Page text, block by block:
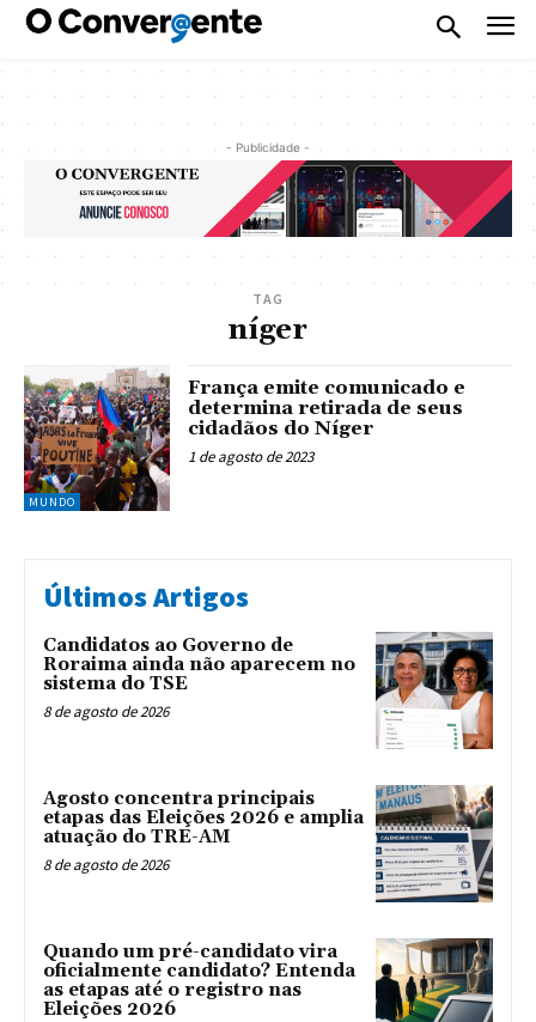
- Publicidade -
TAG
níger
MUNDO
França emite comunicado e
determina retirada de seus
cidadãos do Níger
1 de agosto de 2023
Últimos Artigos
Candidatos ao Governo de
Roraima ainda não aparecem no
sistema do TSE
8 de agosto de 2026
Agosto concentra principais
etapas das Eleições 2026 e amplia
atuação do TRE-AM
8 de agosto de 2026
Quando um pré-candidato vira
oficialmente candidato? Entenda
as etapas até o registro nas
Eleições 2026